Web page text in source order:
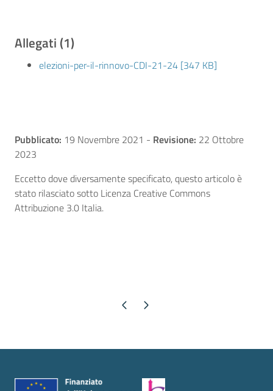
Allegati (1)
elezioni-per-il-rinnovo-CDI-21-24 [347 KB]
Pubblicato: 19 Novembre 2021 - Revisione: 22 Ottobre
2023
Eccetto dove diversamente specificato, questo articolo è
stato rilasciato sotto Licenza Creative Commons
Attribuzione 3.0 Italia.
Pagina precedente
Pagina successiva